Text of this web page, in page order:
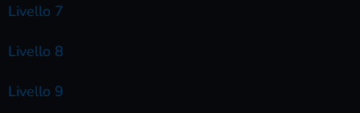
Livello 7
Livello 8
Livello 9